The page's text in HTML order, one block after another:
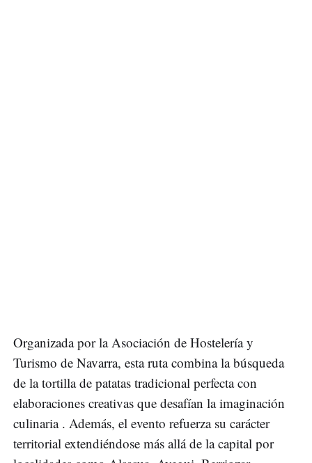
Organizada por la Asociación de Hostelería y
Turismo de Navarra, esta ruta combina la búsqueda
de la tortilla de patatas tradicional perfecta con
elaboraciones creativas que desafían la imaginación
culinaria . Además, el evento refuerza su carácter
territorial extendiéndose más allá de la capital por